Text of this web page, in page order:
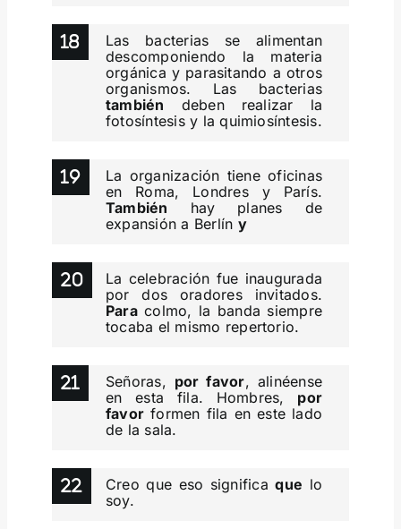
Las bacterias se alimentan
descomponiendo la materia
orgánica y parasitando a otros
organismos. Las bacterias
también deben realizar la
fotosíntesis y la quimiosíntesis.
La organización tiene oficinas
en Roma, Londres y París.
También hay planes de
expansión a Berlín y
La celebración fue inaugurada
por dos oradores invitados.
Paracolmo, la banda siempre
tocaba el mismo repertorio.
Señoras, por favor, alinéense
en esta fila. Hombres, por
favor formen fila en este lado
de la sala.
Creo que eso significaque lo
soy.